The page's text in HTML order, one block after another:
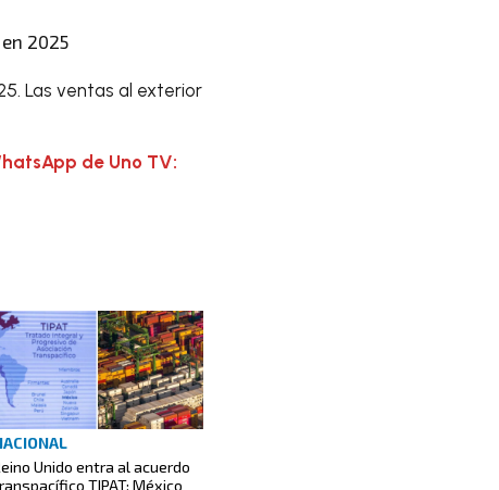
2025
Las ventas al exterior
de Uno TV:
Unido entra al acuerdo
TIPAT; México